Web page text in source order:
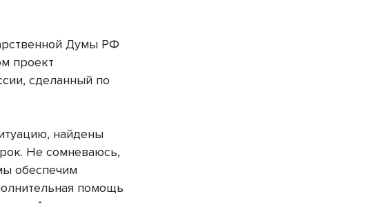
Думы РФ
проект
сделанный по
найдены
Не сомневаюсь,
обеспечим
помощь